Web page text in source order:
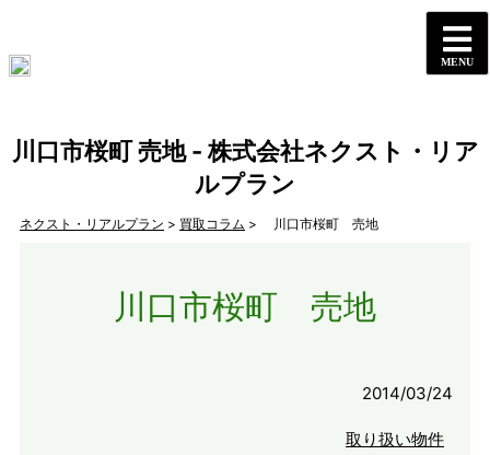
川口市桜町 売地 - 株式会社ネクスト・リア
ルプラン
ネクスト・リアルプラン > 買取コラム > 川口市桜町 売地
川口市桜町 売地
2014/03/24
取り扱い物件